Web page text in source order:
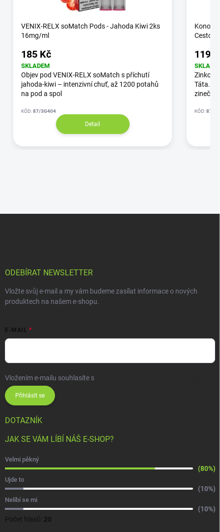
VENIX-RELX soMatch Pods - Jahoda Kiwi 2ks
16mg/ml
185 Kč
SKLADEM
Objev pod VENIX-RELX soMatch s příchutí
jahoda-kiwi – intenzivní chuť, až 1200 potahů
na pod a spol
KÓD:87/3G404
Detail
119
Táta.
KÓD:87/
ODEBÍRAT NEWSLETTER
Vložte svůj e-mail a my vám budeme zasílat informace o nových
produktech na našem e-shopu.
E-MAIL
Vložením e-mailu souhlasíte s
Přihlásit se
DOTAZNÍK
JAK SE VÁM LÍBÍ NÁŠ E-SHOP?
Velmi pěkný
(80%)
Ujde to
(10%)
Nelíbí se mi
(10%)
Počet hlasů: 20